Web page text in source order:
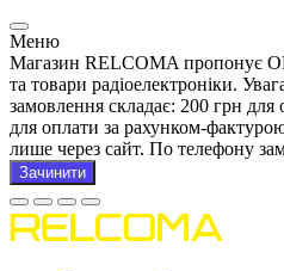
Меню
Магазин RELCOMA пропонує
та товари радіоелектроніки.
замовлення складає: 200 грн для
для оплати за рахунком-
лише через сайт. По телефону
Зачинити